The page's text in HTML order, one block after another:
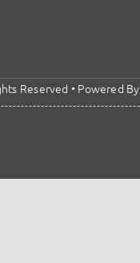
Reserved • Powered By